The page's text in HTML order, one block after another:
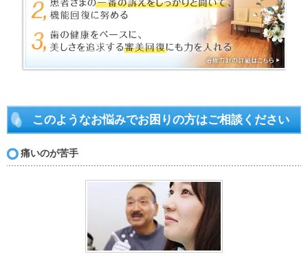
このようなお悩みでお困りの方はご相談ください
痛いのが苦手